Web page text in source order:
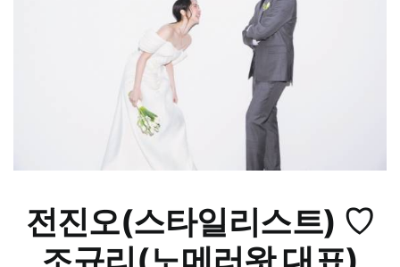
전진오(스타일리스트) ♡